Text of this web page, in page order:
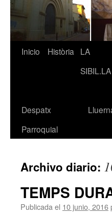
Inicio Història
LA
SIBIL.LA
Despatx
Parroquial
Archivo diario:
TEMPS
Publicada el 10 junio, 2016